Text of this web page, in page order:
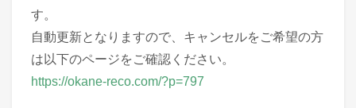
す。
自動更新となりますので、キャンセルをご希望の方
は以下のページをご確認ください。
https://okane-reco.com/?p=797